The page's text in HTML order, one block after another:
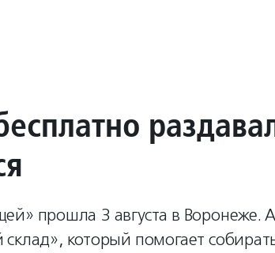
прошла 3 августа в Воронеже.
который помогает